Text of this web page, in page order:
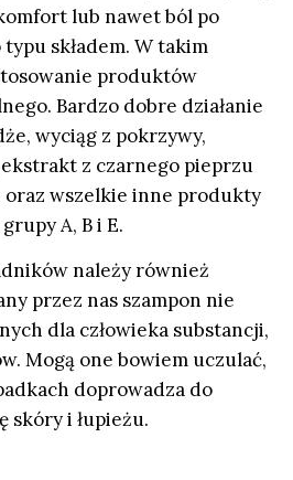
lub nawet ból po
składem. W takim
produktów
Bardzo dobre działanie
wyciąg z pokrzywy,
z czarnego pieprzu
wszelkie inne produkty
A, B i E.
należy również
przez nas szampon nie
dla człowieka substancji,
Mogą one bowiem uczulać,
doprowadza do
skóry i łupieżu.